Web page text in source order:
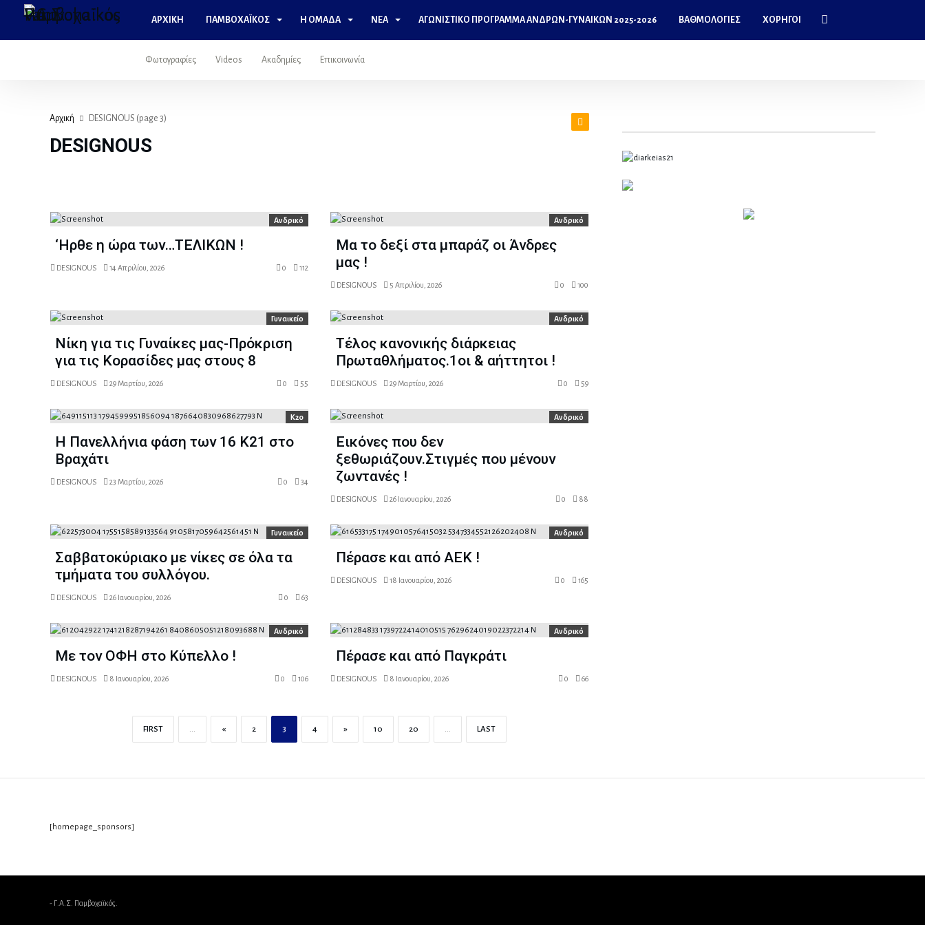
ΑΡΧΙΚΉ ΠΑΜΒΟΧΑΪΚΌΣ Η ΟΜΆΔΑ ΝΈΑ ΑΓΩΝΙΣΤΙΚΌ ΠΡΌΓΡΑΜΜΑ ΑΝΔΡΩΝ-ΓΥΝΑΙΚΩΝ 2025-2026 ΒΑΘΜΟΛΟΓΊΕΣ ΧΟΡΗΓΟΊ
Φωτογραφίες Videos Ακαδημίες Επικοινωνία
Αρχική DESIGNOUS (page 3)
DESIGNOUS
Ανδρικό
‘Ηρθε η ώρα των…ΤΕΛΙΚΩΝ !
DESIGNOUS 14 Απριλίου, 2026 0 112
Ανδρικό
Μα το δεξί στα μπαράζ οι Άνδρες
μας !
DESIGNOUS 5 Απριλίου, 2026 0 100
Γυναικείο
Νίκη για τις Γυναίκες μας-Πρόκριση
για τις Κορασίδες μας στους 8
DESIGNOUS 29 Μαρτίου, 2026 0 55
Ανδρικό
Τέλος κανονικής διάρκειας
Πρωταθλήματος.1οι & αήττητοι !
DESIGNOUS 29 Μαρτίου, 2026 0 59
Κ20
Η Πανελλήνια φάση των 16 Κ21 στο
Βραχάτι
DESIGNOUS 23 Μαρτίου, 2026 0 34
Ανδρικό
Εικόνες που δεν
ξεθωριάζουν.Στιγμές που μένουν
ζωντανές !
DESIGNOUS 26 Ιανουαρίου, 2026 0 88
Γυναικείο
Σαββατοκύριακο με νίκες σε όλα τα
τμήματα του συλλόγου.
DESIGNOUS 26 Ιανουαρίου, 2026 0 63
Ανδρικό
Πέρασε και από ΑΕΚ !
DESIGNOUS 18 Ιανουαρίου, 2026 0 165
Ανδρικό
Με τον ΟΦΗ στο Κύπελλο !
DESIGNOUS 8 Ιανουαρίου, 2026 0 106
Ανδρικό
Πέρασε και από Παγκράτι
DESIGNOUS 8 Ιανουαρίου, 2026 0 66
FIRST ... « 2 3 4 » 10 20 ... LAST
[homepage_sponsors]
- Γ.Α.Σ. Παμβοχαϊκός.